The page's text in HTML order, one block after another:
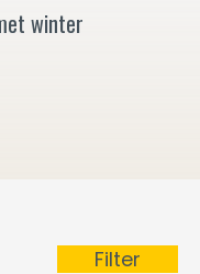
winter
Filter